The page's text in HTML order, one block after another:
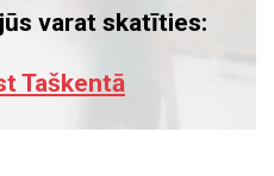
varat skatīties:
Taškentā